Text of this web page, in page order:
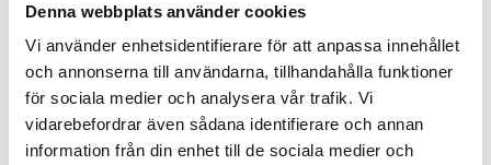
Denna webbplats använder cookies
Vi använder enhetsidentifierare för att anpassa innehållet
och annonserna till användarna, tillhandahålla funktioner
för sociala medier och analysera vår trafik. Vi
vidarebefordrar även sådana identifierare och annan
information från din enhet till de sociala medier och
549 kr
LÄGG I VARUKORGEN